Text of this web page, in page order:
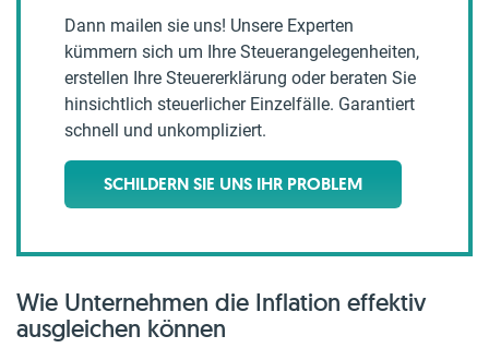
Dann mailen sie uns! Unsere Experten
kümmern sich um Ihre Steuerangelegenheiten,
erstellen Ihre Steuererklärung oder beraten Sie
hinsichtlich steuerlicher Einzelfälle. Garantiert
schnell und unkompliziert.
SCHILDERN SIE UNS IHR PROBLEM
Wie Unternehmen die Inflation effektiv
ausgleichen können